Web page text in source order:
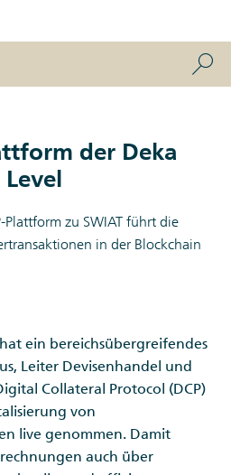
der Deka
zu SWIAT führt die
in der Blockchain
ein bereichsübergreifendes
Leiter Devisenhandel und
Collateral Protocol (DCP)
von
live genommen. Damit
auch über